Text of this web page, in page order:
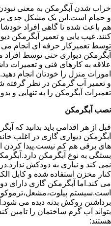
خراب شدن آبگرمکن به معنی
و حمام است.این یک مشکل جدی
هم باعث شده تا گاهی افراد
کنند.عیب یابی و تعمیر آبگرمکن
توسط تعمیرکار حرفه ای انجام
آبگرمکن دیواری حتی توسط افراد
علاقه به کارهای فنی و تعمیرات
امورات منزل را خودتان انجام
و تعمیر آب گرمکن در نظر گرفته
تعمیرات آبگرمکن را به تنهایی و
نصب آبگرمکن
قبل از هر اقدامی باید بدانید که
آبگرمکن دیواری گازی در اغلب
های برقی هم کم نیست.پیدا کردن
بستگی به نوع آبگرمکن
نمی کند و نیازی به دودکش
کنار مخزن استفاده شده و کابل
می کند.اما آبگرمکن گازی دارای
است.سیستم
برداشتن روکش بدنه دیده می
بتواند آب گرم ساختمان را تامین
هستند: